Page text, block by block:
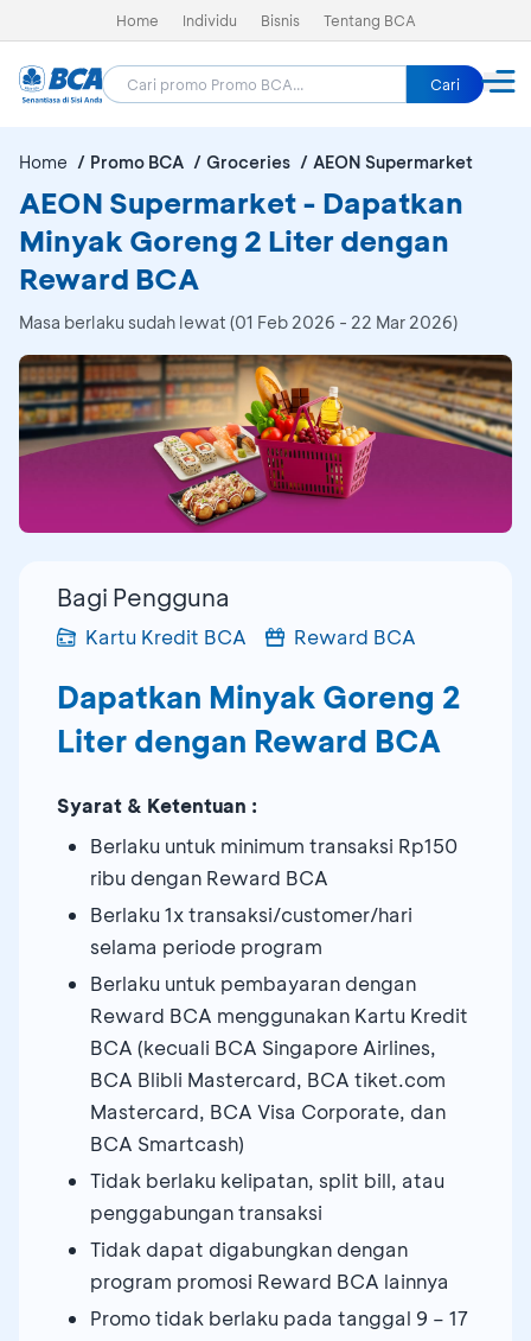
Home Individu Bisnis Tentang BCA
Cari
Home Promo BCA Groceries AEON Supermarket
AEON Supermarket - Dapatkan
Minyak Goreng 2 Liter dengan
Reward BCA
Masa berlaku sudah lewat (01 Feb 2026 - 22 Mar 2026)
Bagi Pengguna
Kartu Kredit BCA Reward BCA
Dapatkan Minyak Goreng 2
Liter dengan Reward BCA
Syarat & Ketentuan :
Berlaku untuk minimum transaksi Rp150
ribu dengan Reward BCA
Berlaku 1x transaksi/customer/hari
selama periode program
Berlaku untuk pembayaran dengan
Reward BCA menggunakan Kartu Kredit
BCA (kecuali BCA Singapore Airlines,
BCA Blibli Mastercard, BCA tiket.com
Mastercard, BCA Visa Corporate, dan
BCA Smartcash)
Tidak berlaku kelipatan, split bill, atau
penggabungan transaksi
Tidak dapat digabungkan dengan
program promosi Reward BCA lainnya
Promo tidak berlaku pada tanggal 9 – 17